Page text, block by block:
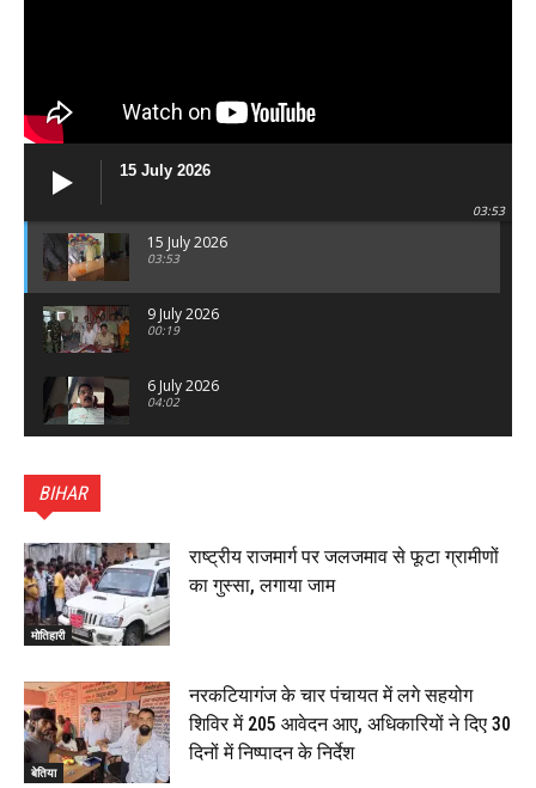
15 July 2026
03:53
15 July 2026
03:53
9 July 2026
00:19
6 July 2026
04:02
का भव्य पथ संचलन, 5 July 2026
00:22
बेतिया : मझौलिया में 1.24 क्विंटल गांजा के साथ बोलेरो ज़ब्त, दो
तस्कर गिरफ्तार, 4 July 2026
00:39
00:33
रक्सौल : सुरक्षा जॉंच को सोना-चांदी दुकानों का एसडीपीओ और
थानाध्यक्ष ने किया निरीक्षण, 19 June 2026
00:58
BIHAR
मोतिहारी
राष्ट्रीय राजमार्ग पर जलजमाव से फूटा ग्रामीणों
का गुस्सा, लगाया जाम
बेतिया
नरकटियागंज के चार पंचायत में लगे सहयोग
शिविर में 205 आवेदन आए, अधिकारियों ने दिए 30
दिनों में निष्पादन के निर्देश